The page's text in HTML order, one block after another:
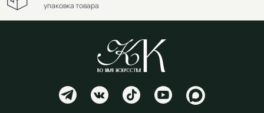
упаковка товара